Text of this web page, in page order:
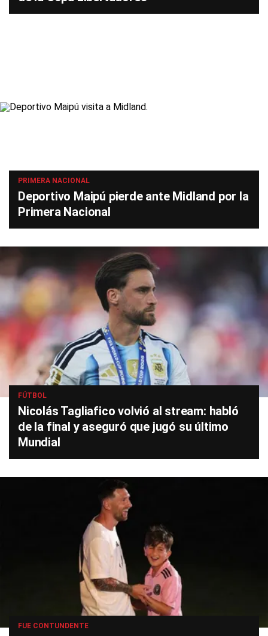
PRIMERA NACIONAL
Deportivo Maipú pierde ante Midland por la
Primera Nacional
FÚTBOL
Nicolás Tagliafico volvió al stream: habló
de la final y aseguró que jugó su último
Mundial
FUE CONTUNDENTE